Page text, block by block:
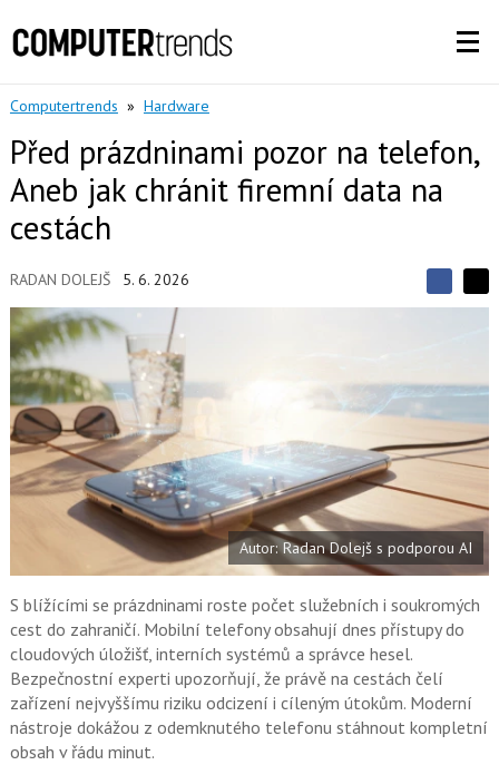
Computertrends » Hardware
Před prázdninami pozor na telefon,
Aneb jak chránit firemní data na
cestách
RADAN DOLEJŠ 5. 6. 2026
S
l
e
S
e
a
F
c
b
o
o
k
j
a
s
i
X
Autor: Radan Dolejš s podporou AI
S blížícími se prázdninami roste počet služebních i soukromých
cest do zahraničí. Mobilní telefony obsahují dnes přístupy do
cloudových úložišť, interních systémů a správce hesel.
Bezpečnostní experti upozorňují, že právě na cestách čelí
zařízení nejvyššímu riziku odcizení i cíleným útokům. Moderní
nástroje dokážou z odemknutého telefonu stáhnout kompletní
obsah v řádu minut.